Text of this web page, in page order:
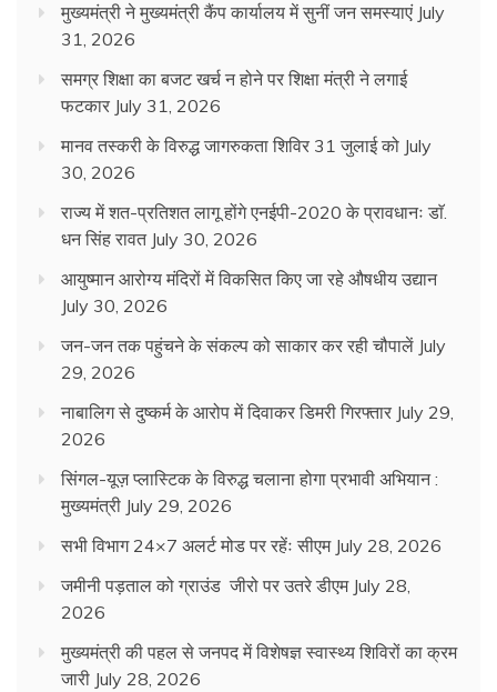
मुख्यमंत्री ने मुख्यमंत्री कैंप कार्यालय में सुनीं जन समस्याएं July
31, 2026
समग्र शिक्षा का बजट खर्च न होने पर शिक्षा मंत्री ने लगाई
फटकार July 31, 2026
मानव तस्करी के विरुद्ध जागरुकता शिविर 31 जुलाई को July
30, 2026
राज्य में शत-प्रतिशत लागू होंगे एनईपी-2020 के प्रावधानः डाॅ.
धन सिंह रावत July 30, 2026
आयुष्मान आरोग्य मंदिरों में विकसित किए जा रहे औषधीय उद्यान
July 30, 2026
जन-जन तक पहुंचने के संकल्प को साकार कर रही चौपालें July
29, 2026
नाबालिग से दुष्कर्म के आरोप में दिवाकर डिमरी गिरफ्तार July 29,
2026
सिंगल-यूज़ प्लास्टिक के विरुद्ध चलाना होगा प्रभावी अभियान :
मुख्यमंत्री July 29, 2026
सभी विभाग 24×7 अलर्ट मोड पर रहेंः सीएम July 28, 2026
जमीनी पड़ताल को ग्राउंड जीरो पर उतरे डीएम July 28,
2026
मुख्यमंत्री की पहल से जनपद में विशेषज्ञ स्वास्थ्य शिविरों का क्रम
जारी July 28, 2026